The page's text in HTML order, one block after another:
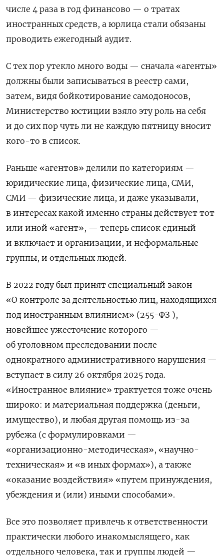
числе 4 раза в год финансово — о тратах
иностранных средств, а юрлица стали обязаны
проводить ежегодный аудит.
С тех пор утекло много воды — сначала «агенты»
должны были записываться в реестр сами,
затем, видя бойкотирование самодоносов,
Министерство юстиции взяло эту роль на себя
и до сих пор чуть ли не каждую пятницу вносит
кого-то в список.
Раньше «агентов» делили по категориям —
юридические лица, физические лица, СМИ,
СМИ — физические лица, и даже указывали,
в интересах какой именно страны действует тот
или иной «агент», — теперь список единый
и включает и организации, и неформальные
группы, и отдельных людей.
В 2022 году был принят специальный закон
«О контроле за деятельностью лиц, находящихся
под иностранным влиянием» (255-ФЗ ),
новейшее ужесточение которого —
об уголовном преследовании после
однократного административного нарушения —
вступает в силу 26 октября 2025 года.
«Иностранное влияние» трактуется тоже очень
широко: и материальная поддержка (деньги,
имущество), и любая другая помощь из-за
рубежа (с формулировками —
«организационно-методическая», «научно-
техническая» и «в иных формах»), а также
«оказание воздействия» «путем принуждения,
убеждения и (или) иными способами».
Все это позволяет привлечь к ответственности
практически любого инакомыслящего, как
отдельного человека, так и группы людей —